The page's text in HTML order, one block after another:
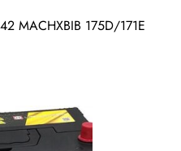
MACHXBIB 175D/171E